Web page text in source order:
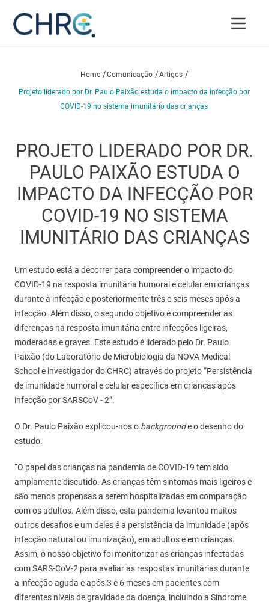
Home /Comunicação /Artigos /
Projeto liderado por Dr. Paulo Paixão estuda o impacto da infecção por
COVID-19 no sistema imunitário das crianças
PROJETO LIDERADO POR DR.
PAULO PAIXÃO ESTUDA O
IMPACTO DA INFECÇÃO POR
COVID-19 NO SISTEMA
IMUNITÁRIO DAS CRIANÇAS
Um estudo está a decorrer para compreender o impacto do
COVID-19 na resposta imunitária humoral e celular em crianças
durante a infecção e posteriormente três e seis meses após a
infecção. Além disso, o segundo objetivo é compreender as
diferenças na resposta imunitária entre infecções ligeiras,
moderadas e graves. Este estudo é liderado pelo Dr. Paulo
Paixão (do Laboratório de Microbiologia da NOVA Medical
School e investigador do CHRC) através do projeto “Persistência
de imunidade humoral e celular específica em crianças após
infecção por SARSCoV - 2”.
O Dr. Paulo Paixão explicou-nos o backgrounde o desenho do
estudo.
“O papel das crianças na pandemia de COVID-19 tem sido
amplamente discutido. As crianças têm sintomas mais ligeiros e
são menos propensas a serem hospitalizadas em comparação
com os adultos. Além disso, esta pandemia levantou muitos
outros desafios e um deles é a persistência da imunidade (após
infecção natural ou imunização), em adultos e em crianças.
Assim, o nosso objetivo foi monitorizar as crianças infectadas
com SARS-CoV-2 para avaliar as respostas imunitárias durante
a infecção aguda e após 3 e 6 meses em pacientes com
diferentes níveis de gravidade da doença, incluindo a Síndrome